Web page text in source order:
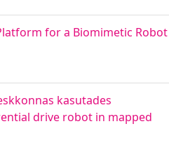
for a Biomimetic Robot
kasutades
drive robot in mapped